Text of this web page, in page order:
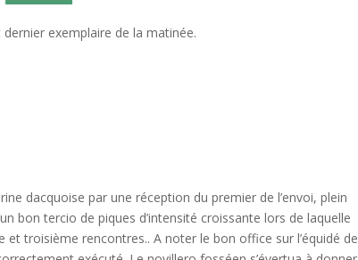
exemplaire de la matinée.
dacquoise par une réception du premier de l’envoi, plein
bon tercio de piques d’intensité croissante lors de laquelle
troisième rencontres.. A noter le bon office sur l’équidé de